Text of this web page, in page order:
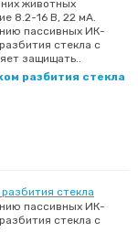
животных
8.2-16 В, 22 мА.
пассивных ИК-
стекла с
защищать..
разбития стекла
пассивных ИК-
стекла с